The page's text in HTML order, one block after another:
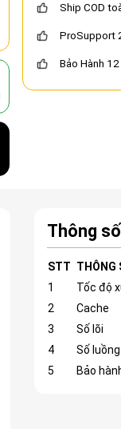
Ship COD
ProSupport
Bảo Hành
Thông
STT THÔNG
1
Tốc độ
2
Cache
3
Số lõi
4
Số luồng
5
Bảo